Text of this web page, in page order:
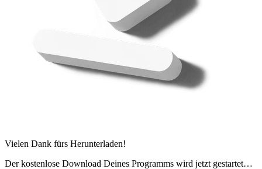
Vielen Dank fürs Herunterladen!
Der kostenlose Download Deines Programms wird jetzt gestartet…